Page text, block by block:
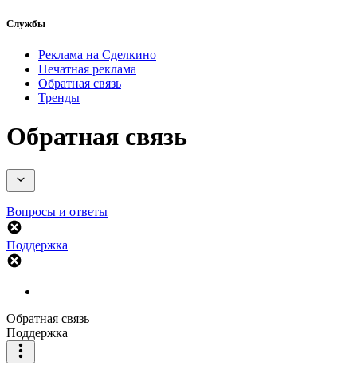
Службы
Реклама на Сделкино
Печатная реклама
Обратная связь
Тренды
Обратная связь
Вопросы и ответы
Поддержка
Обратная связь
Поддержка